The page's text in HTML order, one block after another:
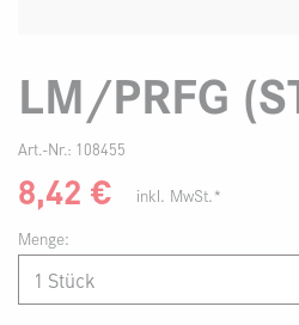
LM/PRFG
Art.-Nr.: 108455
8,42 €
inkl. MwSt.*
Menge: